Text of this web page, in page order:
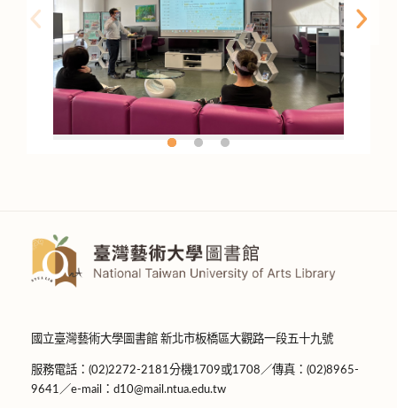
國立臺灣藝術大學圖書館 新北市板橋區大觀路一段五十九號
服務電話：(02)2272-2181分機1709或1708／傳真：(02)8965-
9641／e-mail：d10@mail.ntua.edu.tw